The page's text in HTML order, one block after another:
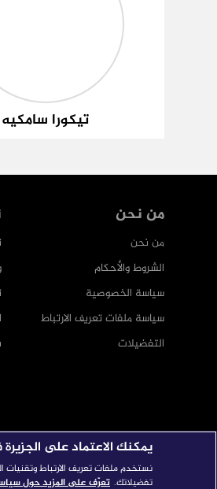
تيكورا سامكيه
من نحن
من نحن
الشروط والأحكام
سياسة الخصوصية
سياسة ملفات تعريف الارتباط
التفضيلات
يمكنك الاعتماد على
نستخدم ملفات تعريف الارتباط وتقنيات
تفضيلاتك. تعرّف على المزيد حول